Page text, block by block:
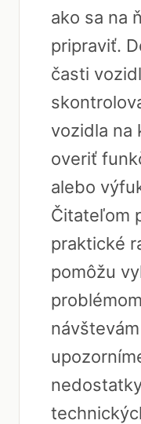
ako sa na
pripraviť.
časti
vozidla na
overiť
alebo
Čitateľom
praktické
pomôžu